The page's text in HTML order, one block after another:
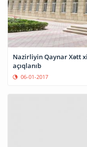
Nazirliyin Qaynar Xətt
açıqlanıb
06-01-2017